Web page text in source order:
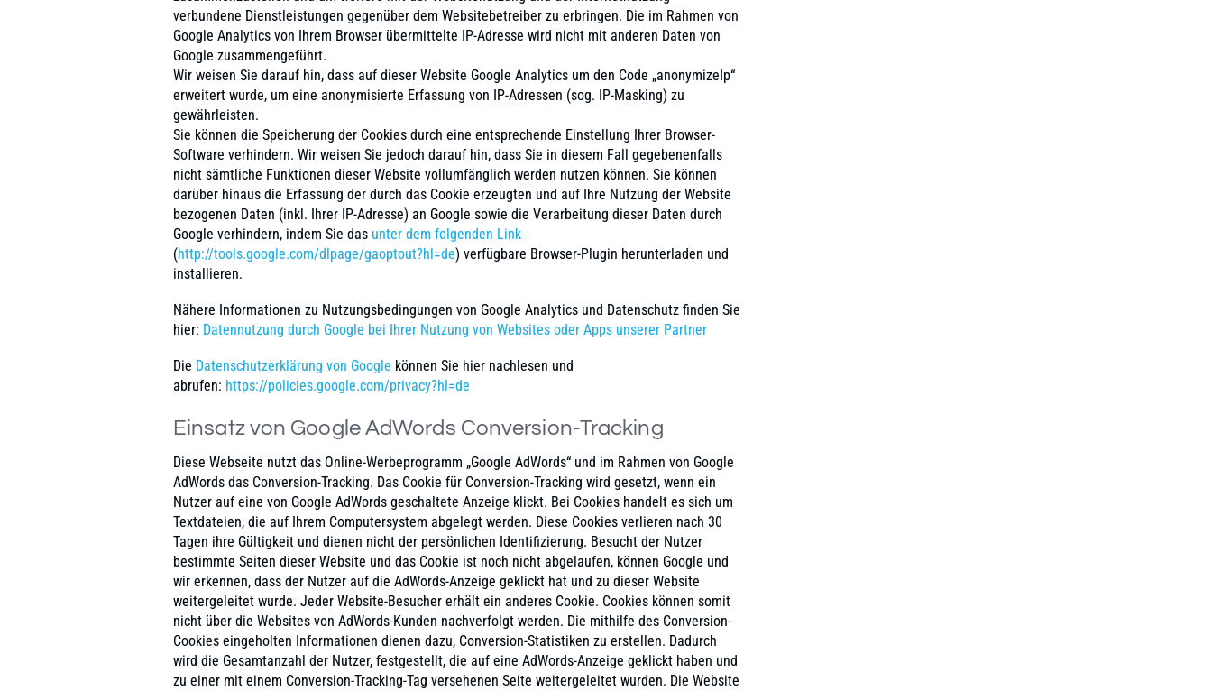
verbundene Dienstleistungen gegenüber dem Websitebetreiber zu erbringen. Die im Rahmen von
Google Analytics von Ihrem Browser übermittelte IP-Adresse wird nicht mit anderen Daten von
Google zusammengeführt.
Wir weisen Sie darauf hin, dass auf dieser Website Google Analytics um den Code „anonymizeIp“
erweitert wurde, um eine anonymisierte Erfassung von IP-Adressen (sog. IP-Masking) zu
gewährleisten.
Sie können die Speicherung der Cookies durch eine entsprechende Einstellung Ihrer Browser-
Software verhindern. Wir weisen Sie jedoch darauf hin, dass Sie in diesem Fall gegebenenfalls
nicht sämtliche Funktionen dieser Website vollumfänglich werden nutzen können. Sie können
darüber hinaus die Erfassung der durch das Cookie erzeugten und auf Ihre Nutzung der Website
bezogenen Daten (inkl. Ihrer IP-Adresse) an Google sowie die Verarbeitung dieser Daten durch
Google verhindern, indem Sie das unter dem folgenden Link
(http://tools.google.com/dlpage/gaoptout?hl=de) verfügbare Browser-Plugin herunterladen und
installieren.
Nähere Informationen zu Nutzungsbedingungen von Google Analytics und Datenschutz finden Sie
hier: Datennutzung durch Google bei Ihrer Nutzung von Websites oder Apps unserer Partner
Die Datenschutzerklärung von Google können Sie hier nachlesen und
abrufen: https://policies.google.com/privacy?hl=de
Einsatz von Google AdWords Conversion-Tracking
Diese Webseite nutzt das Online-Werbeprogramm „Google AdWords“ und im Rahmen von Google
AdWords das Conversion-Tracking. Das Cookie für Conversion-Tracking wird gesetzt, wenn ein
Nutzer auf eine von Google AdWords geschaltete Anzeige klickt. Bei Cookies handelt es sich um
Textdateien, die auf Ihrem Computersystem abgelegt werden. Diese Cookies verlieren nach 30
Tagen ihre Gültigkeit und dienen nicht der persönlichen Identifizierung. Besucht der Nutzer
bestimmte Seiten dieser Website und das Cookie ist noch nicht abgelaufen, können Google und
wir erkennen, dass der Nutzer auf die AdWords-Anzeige geklickt hat und zu dieser Website
weitergeleitet wurde. Jeder Website-Besucher erhält ein anderes Cookie. Cookies können somit
nicht über die Websites von AdWords-Kunden nachverfolgt werden. Die mithilfe des Conversion-
Cookies eingeholten Informationen dienen dazu, Conversion-Statistiken zu erstellen. Dadurch
wird die Gesamtanzahl der Nutzer, festgestellt, die auf eine AdWords-Anzeige geklickt haben und
zu einer mit einem Conversion-Tracking-Tag versehenen Seite weitergeleitet wurden. Die Website